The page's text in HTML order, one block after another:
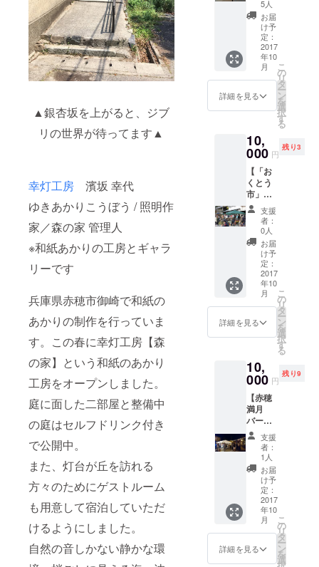
▲銀杏坂を上がると、ジブ
リの世界が待ってます▲
幸灯工房 濱坂 幸代
ゆきあかりこうぼう / 照明作
家／森の家 管理人
※和紙あかりの工房とギャラ
リーです
兵庫県赤穂市御崎で和紙の
あかりの制作を行っていま
す。この春に幸灯工房【森
の家】という和紙のあかり
工房をオープンしました。
庭に面した二部屋と整備中
の庭はセルフドリンク付き
で公開中。
また、灯台が丘を訪れる
方々のためにゲストルーム
も用意して宿泊していただ
けるようにしました。
自然の音しかない静かな環
の植物
をどう
ぞお持
ち帰り
くださ
い。
ルシェ
は毎月
第３日
曜日開
催
https://
www.fa
cebook.
com/mi
いけま
す。 ＋
のポス
トカー
ドと灯
台が丘
探検地
図 ＋ ・
森の庭
入場チ
ケット
回数
券 500
円×２枚
※有効期
限２０
※竹や森
の植物
をどう
ぞお持
ち帰り
くださ
い。
まで泊
まれま
す。 ※
カップ
ル及び
女性の
み ※宿
泊概要
は別途
らせし
ます。
＋ ・お
礼のポ
スト
カード
と灯台
が丘探
検地図
＋ ・森
の庭入
場チ
ケット
回数
券 500
円×２枚
※有効期
３１日
※竹や森
をどう
ぞお持
ち帰り
くださ
い。
5人
お届
け予
定：
2017
年10
月
詳細を見る
こ
の
リ
タ
ー
ン
を
選
択
す
る
10,
000 円
残り3
【「お
くとう
市」前
日宿泊
券】 ※
奥藤酒
造限定
酒のお
土産付
き ※素
泊ま
り：3人
まで泊
まれま
す。 ※
女性の
み ※宿
泊概要
は別途
支援者
にお知
らせし
ます。
＋ ・お
礼のポ
スト
カード
と灯台
が丘探
検地図
＋ ・森
の庭入
支援
者：
0人
お届
け予
定：
2017
年10
月
詳細を見る
こ
の
リ
タ
ー
ン
を
選
択
す
る
10,
000 円
残り9
【赤穂
満月
バー当
日宿泊
券】 ※
現地ま
での送
迎付き
※素泊ま
り：3人
まで泊
まれま
す。 ※
カップ
ル及び
支援
者：
1人
お届
け予
定：
2017
年10
月
詳細を見る
こ
の
リ
タ
ー
ン
を
選